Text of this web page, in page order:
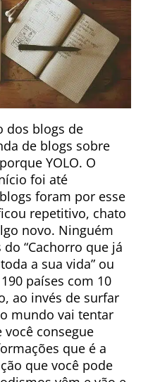
dos blogs de
de blogs sobre
YOLO. O
foi até
foram por esse
repetitivo, chato
novo. Ninguém
“Cachorro que já
a sua vida” ou
países com 10
ao invés de surfar
mundo vai tentar
você consegue
que é a
que você pode